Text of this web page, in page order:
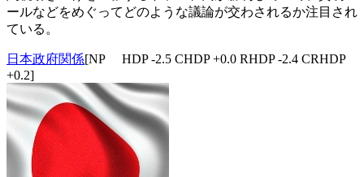
ールなどをめぐってどのような議論が交わされるか注目され
ている。
日本政府関係[NP HDP -2.5 CHDP +0.0 RHDP -2.4 CRHDP
+0.2]